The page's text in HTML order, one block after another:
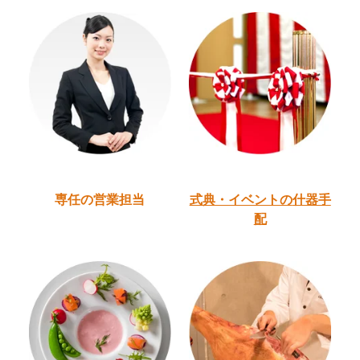
専任の営業担当 式典・イベントの什器手
配